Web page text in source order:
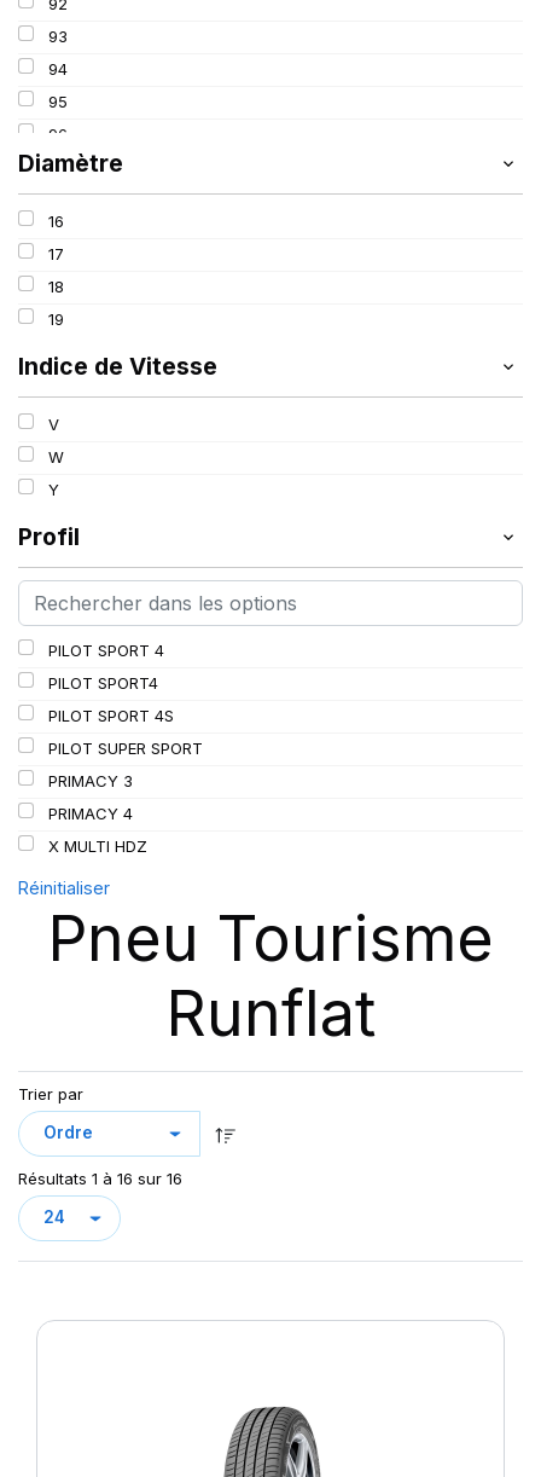
93
94
95
96
97
98
100
Diamètre
16
17
18
19
Indice de Vitesse
V
W
Y
Profil
PILOT SPORT 4
PILOT SPORT4
PILOT SPORT 4S
PILOT SUPER SPORT
PRIMACY 3
PRIMACY 4
X MULTI HDZ
Réinitialiser
Pneu Tourisme
Runflat
Trier par
Résultats 1 à 16 sur 16